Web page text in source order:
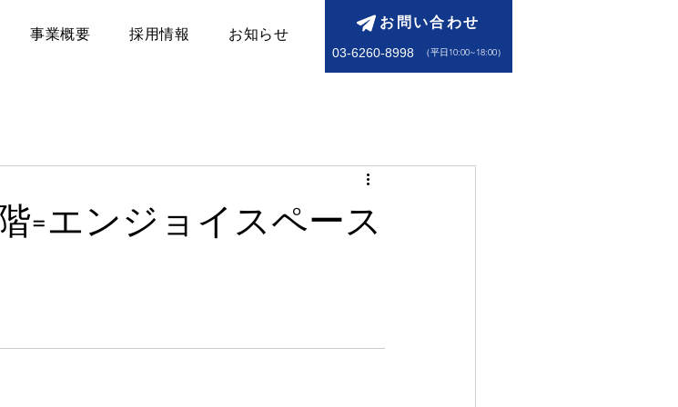
​事業概要 採用情報 お知らせ
お問い合わせ
03-6260-8998 ​（平日10:00~18:00）
=エンジョイスペース